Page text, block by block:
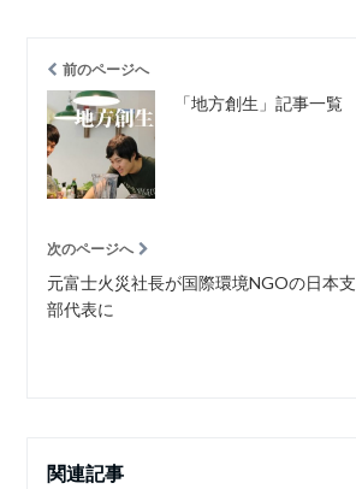
前のページへ
「地方創生」記事一覧
次のページへ
元富士火災社長が国際環境NGOの日本支
部代表に
関連記事